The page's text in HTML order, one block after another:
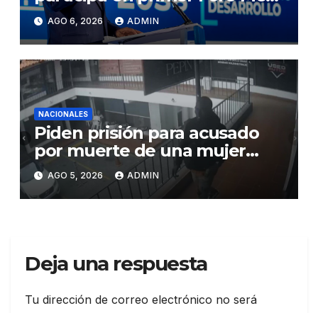
RD 2036 con miras a impulsar
el crecimiento económico,
fortalecer las instituciones y
elevar la productividad
AGO 6, 2026 ADMIN
NACIONALES
Piden prisión para acusado
por muerte de una mujer
durante intento de robo en
plaza comercial en Piantini
AGO 5, 2026 ADMIN
Deja una respuesta
Tu dirección de correo electrónico no será